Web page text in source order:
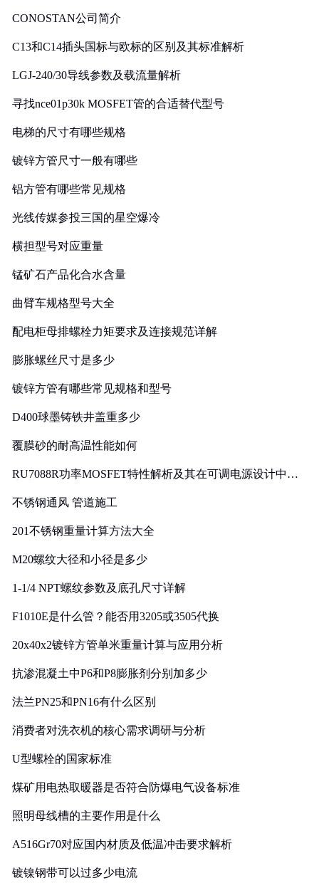
CONOSTAN公司简介
C13和C14插头国标与欧标的区别及其标准解析
LGJ-240/30导线参数及载流量解析
寻找nce01p30k MOSFET管的合适替代型号
电梯的尺寸有哪些规格
镀锌方管尺寸一般有哪些
铝方管有哪些常见规格
光线传媒参投三国的星空爆冷
横担型号对应重量
锰矿石产品化合水含量
曲臂车规格型号大全
配电柜母排螺栓力矩要求及连接规范详解
膨胀螺丝尺寸是多少
镀锌方管有哪些常见规格和型号
D400球墨铸铁井盖重多少
覆膜砂的耐高温性能如何
RU7088R功率MOSFET特性解析及其在可调电源设计中的
不锈钢通风 管道施工
201不锈钢重量计算方法大全
M20螺纹大径和小径是多少
1-1/4 NPT螺纹参数及底孔尺寸详解
F1010E是什么管？能否用3205或3505代换
20x40x2镀锌方管单米重量计算与应用分析
抗渗混凝土中P6和P8膨胀剂分别加多少
法兰PN25和PN16有什么区别
消费者对洗衣机的核心需求调研与分析
U型螺栓的国家标准
煤矿用电热取暖器是否符合防爆电气设备标准
照明母线槽的主要作用是什么
A516Gr70对应国内材质及低温冲击要求解析
镀镍钢带可以过多少电流